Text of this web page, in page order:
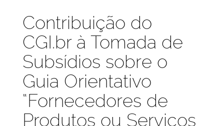
Publicações
Contribuição do
CGI.br à Tomada de
Subsídios sobre o
Guia Orientativo
“Fornecedores de
Produtos ou Serviços